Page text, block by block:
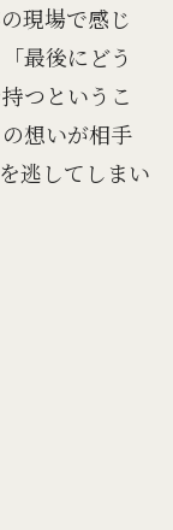
現場で感じ
最後にどう
つというこ
想いが相手
逃してしまい